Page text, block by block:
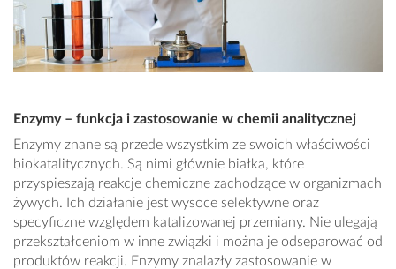
Enzymy – funkcja i zastosowanie w chemii analitycznej
Enzymy znane są przede wszystkim ze swoich właściwości
biokatalitycznych. Są nimi głównie białka, które
przyspieszają reakcje chemiczne zachodzące w organizmach
żywych. Ich działanie jest wysoce selektywne oraz
specyficzne względem katalizowanej przemiany. Nie ulegają
przekształceniom w inne związki i można je odseparować od
produktów reakcji. Enzymy znalazły zastosowanie w